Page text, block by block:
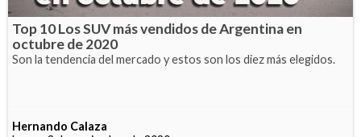
Top 10 Los SUV más vendidos de Argentina en
octubre de 2020
Son la tendencia del mercado y estos son los diez más elegidos.
Hernando Calaza